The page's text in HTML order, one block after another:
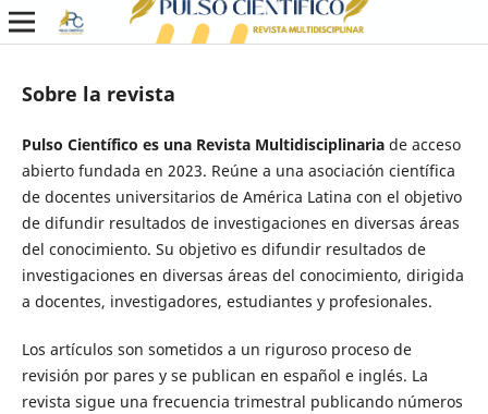
Sobre la revista
Pulso Científico es una Revista Multidisciplinariade acceso
abierto fundada en 2023. Reúne a una asociación científica
de docentes universitarios de América Latina con el objetivo
de difundir resultados de investigaciones en diversas áreas
del conocimiento. Su objetivo es difundir resultados de
investigaciones en diversas áreas del conocimiento, dirigida
a docentes, investigadores, estudiantes y profesionales.
Los artículos son sometidos a un riguroso proceso de
revisión por pares y se publican en español e inglés. La
revista sigue una frecuencia trimestral publicando números